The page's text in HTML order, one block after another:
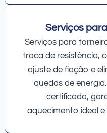
Serviços
Serviços para
troca de resistência,
ajuste de fiação e
quedas de
certificado,
aquecimento ideal